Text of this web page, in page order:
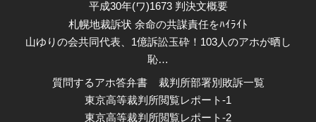
平成30年(ワ)1673 判決文概要
札幌地裁訴状 余命の共謀責任をﾊｲﾗｲﾄ
山ゆりの会共同代表、1億訴訟玉砕！103人のアホが晒し
恥…
質問するアホ答弁書
裁判所部署別敗訴一覧
東京高等裁判所閲覧レポート-1
東京高等裁判所閲覧レポート-2